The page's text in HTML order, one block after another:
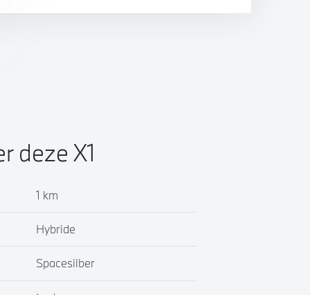
deze X1
1 km
Hybride
Spacesilber